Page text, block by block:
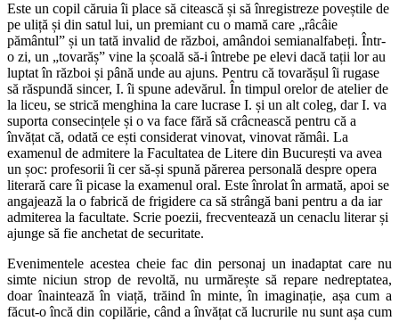
Este un copil căruia îi place să citească și să înregistreze poveștile de
pe uliță și din satul lui, un premiant cu o mamă care „râcâie
pământul” și un tată invalid de război, amândoi semianalfabeți. Într-
o zi, un „tovarăș” vine la școală să-i întrebe pe elevi dacă tații lor au
luptat în război și până unde au ajuns. Pentru că tovarășul îi rugase
să răspundă sincer, I. îi spune adevărul. În timpul orelor de atelier de
la liceu, se strică menghina la care lucrase I. și un alt coleg, dar I. va
suporta consecințele și o va face fără să crâcnească pentru că a
învățat că, odată ce ești considerat vinovat, vinovat rămâi. La
examenul de admitere la Facultatea de Litere din București va avea
un șoc: profesorii îi cer să-și spună părerea personală despre opera
literară care îi picase la examenul oral. Este înrolat în armată, apoi se
angajează la o fabrică de frigidere ca să strângă bani pentru a da iar
admiterea la facultate. Scrie poezii, frecventează un cenaclu literar și
ajunge să fie anchetat de securitate.
Evenimentele acestea cheie fac din personaj un inadaptat care nu
simte niciun strop de revoltă, nu urmărește să repare nedreptatea,
doar înaintează în viață, trăind în minte, în imaginație, așa cum a
făcut-o încă din copilărie, când a învățat că lucrurile nu sunt așa cum